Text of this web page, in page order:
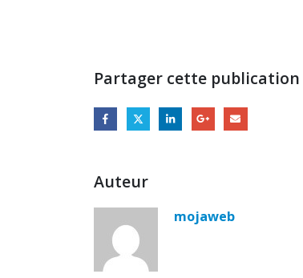
Partager cette publication
Auteur
mojaweb